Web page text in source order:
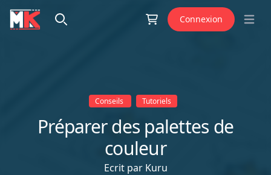
Aller au contenu
Connexion Open
Conseils Tutoriels
Préparer des palettes de
couleur
Ecrit par Kuru